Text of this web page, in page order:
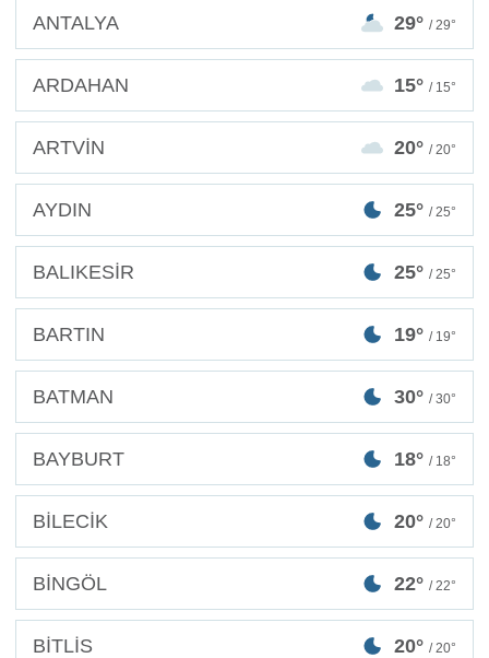
ANTALYA 29° / 29°
ARDAHAN 15° / 15°
ARTVİN 20° / 20°
AYDIN 25° / 25°
BALIKESİR 25° / 25°
BARTIN 19° / 19°
BATMAN 30° / 30°
BAYBURT 18° / 18°
BİLECİK 20° / 20°
BİNGÖL 22° / 22°
BİTLİS 20° / 20°